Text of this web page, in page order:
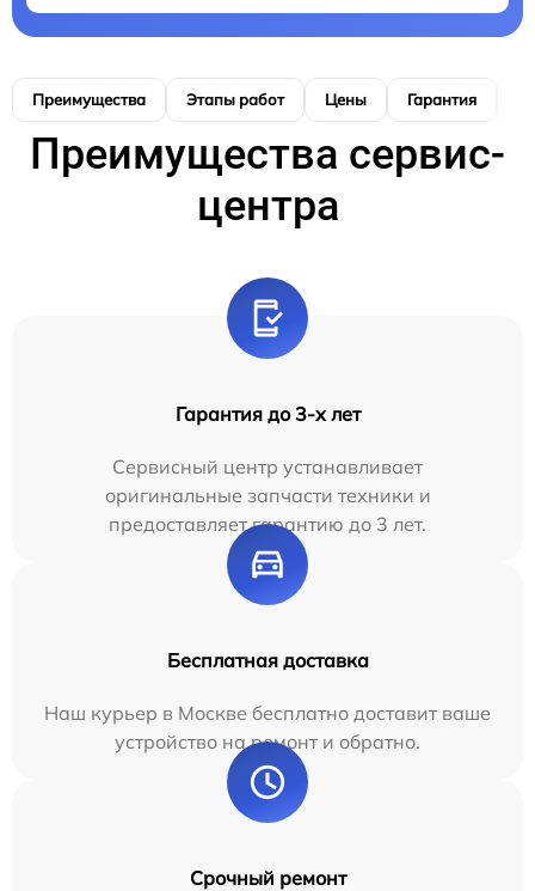
Преимущества Этапы работ Цены Гарантия
Преимущества сервис-
центра
Гарантия до 3-х лет
Сервисный центр устанавливает
оригинальные запчасти техники и
предоставляет гарантию до 3 лет.
Бесплатная доставка
Наш курьер в Москве бесплатно доставит ваше
устройство на ремонт и обратно.
Срочный ремонт